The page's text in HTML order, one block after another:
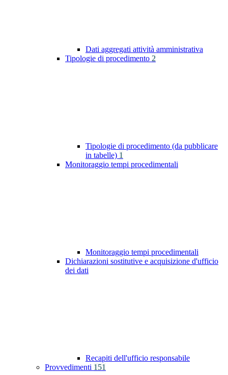
Dati aggregati attività amministrativa
Tipologie di procedimento 2
Tipologie di procedimento (da pubblicare
in tabelle) 1
Monitoraggio tempi procedimentali
Monitoraggio tempi procedimentali
Dichiarazioni sostitutive e acquisizione d'ufficio
dei dati
Recapiti dell'ufficio responsabile
Provvedimenti 151